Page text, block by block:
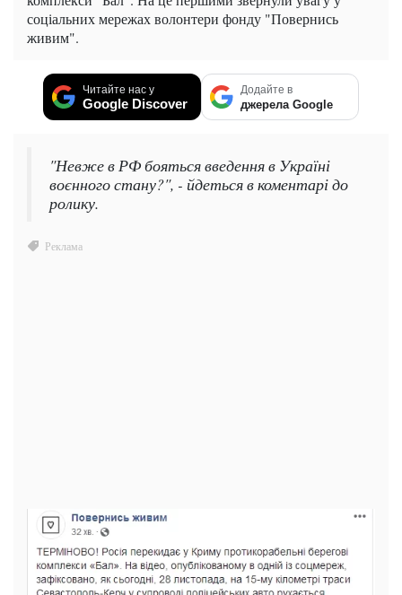
соціальних мережах волонтери фонду "Повернись
живим".
Читайте нас у
Google Discover
Додайте в
джерела Google
"Невже в РФ бояться введення в Україні
воєнного стану?", - йдеться в коментарі до
ролику.